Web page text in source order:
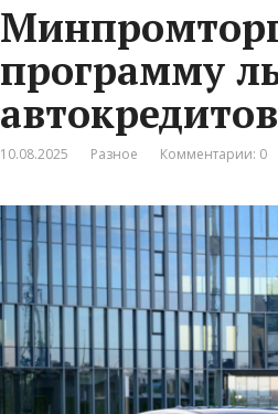
программу
10.08.2025 Разное Комментарии: 0